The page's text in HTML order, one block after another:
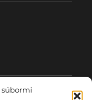
súbormi